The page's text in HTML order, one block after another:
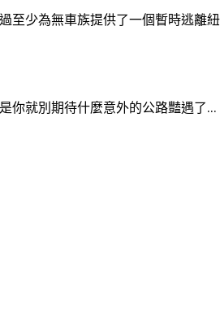
至少為無車族提供了一個暫時逃離
你就別期待什麼意外的公路豔遇了...